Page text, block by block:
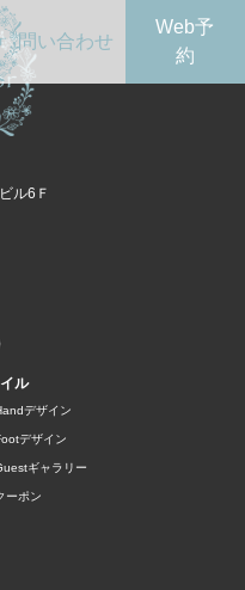
問い合わせ
Web予
約
ル6Ｆ
ル
デザイン
デザイン
ギャラリー
ーポン